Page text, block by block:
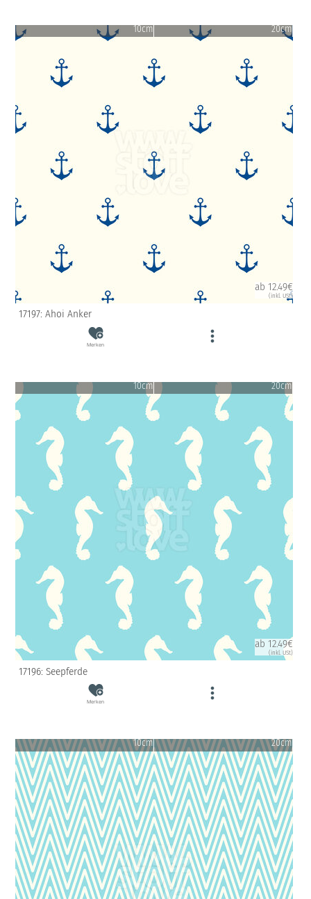
10cm 20cm
ab 12.49€
(inkl. USt)
17197: Ahoi Anker
Merken
10cm 20cm
ab 12.49€
(inkl. USt)
17196: Seepferde
Merken
10cm 20cm